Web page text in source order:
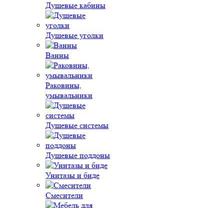
Душевые кабины
Душевые уголки
Ванны
Раковины,
умывальники
Душевые системы
Душевые поддоны
Унитазы и биде
Смесители